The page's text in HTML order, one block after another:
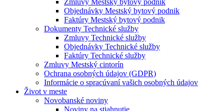
Zmluvy Mestský bytový podnik
Objednávky Mestský bytový podnik
Faktúry Mestský bytový podnik
Dokumenty Technické služby
Zmluvy Technické služby
Objednávky Technické služby
Faktúry Technické služby
Zmluvy Mestský cintorín
Ochrana osobných údajov (GDPR)
Informácie o spracúvaní vašich osobných údajov
Život v meste
Novobanské noviny
Noviny na stiahnutie